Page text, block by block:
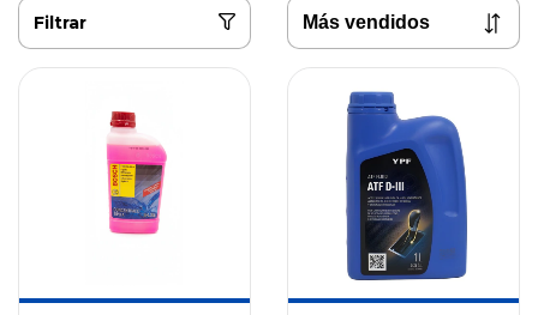
Filtrar